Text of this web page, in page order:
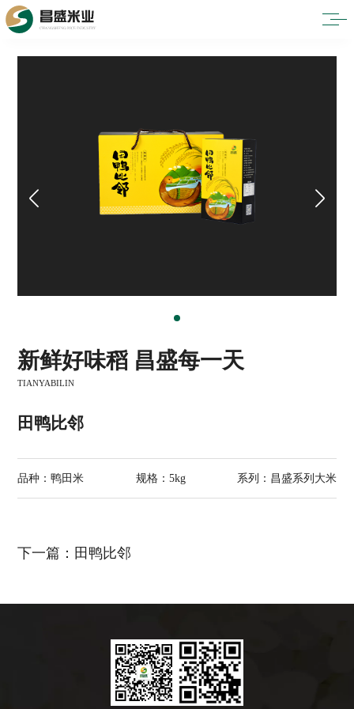
新鲜好味稻 昌盛每一天
TIANYABILIN
田鸭比邻
品种：鸭田米 规格：5kg 系列：昌盛系列大米
田鸭比邻